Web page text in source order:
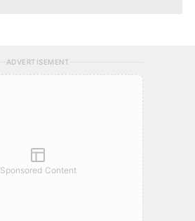
ADVERTISEMENT
Sponsored Content